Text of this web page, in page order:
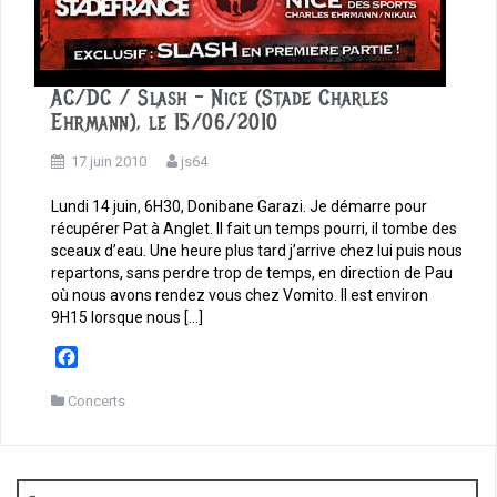
AC/DC / Slash – Nice (Stade Charles
Ehrmann), le 15/06/2010
17 juin 2010 js64
Lundi 14 juin, 6H30, Donibane Garazi. Je démarre pour
récupérer Pat à Anglet. Il fait un temps pourri, il tombe des
sceaux d’eau. Une heure plus tard j’arrive chez lui puis nous
repartons, sans perdre trop de temps, en direction de Pau
où nous avons rendez vous chez Vomito. Il est environ
9H15 lorsque nous […]
c
Concerts